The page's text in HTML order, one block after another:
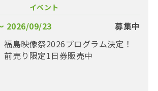
イベント
2026/09/23
募集中
福島映像祭2026プログラム決定！
前売り限定1日券販売中